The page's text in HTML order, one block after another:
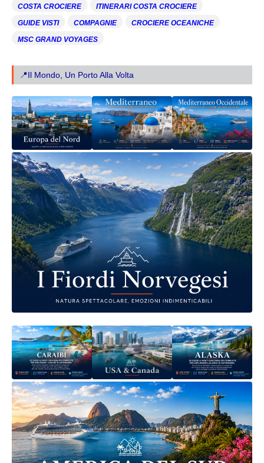
COSTA CROCIERE
ITINERARI COSTA CROCIERE
GUIDE VISTI
COMPAGNIE
CROCIERE OCEANICHE
MSC GRAND VOYAGES
📍Il Mondo, Un Porto Alla Volta